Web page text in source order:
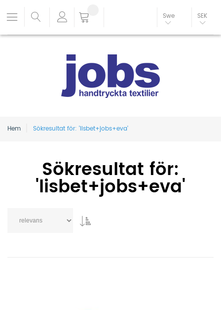
Swe SEK
Hem Sökresultat för: 'lisbet+jobs+eva'
Sökresultat för:
'lisbet+jobs+eva'